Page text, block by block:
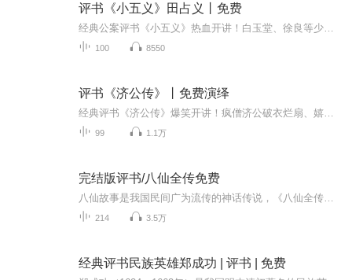
评书《小五义》田占义丨免费
100 8550
评书《济公传》丨免费演绎
99 1.1万
完结版评书/八仙全传免费
214 3.5万
经典评书民族英雄郑成功 | 评书 | 免费